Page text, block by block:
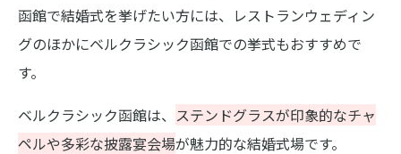
函館で結婚式を挙げたい方には、レストランウェディン
グのほかにベルクラシック函館での挙式もおすすめで
す。
ベルクラシック函館は、 ステンドグラスが印象的なチャ
ペルや多彩な披露宴会場が魅力的な結婚式場です。